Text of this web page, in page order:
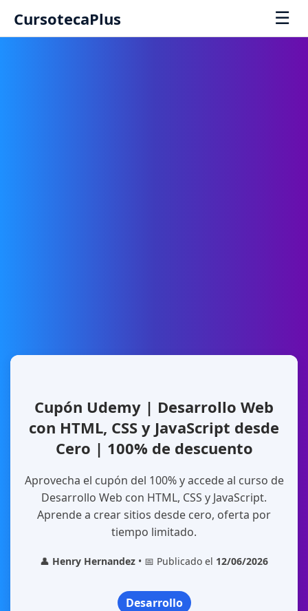
CursotecaPlus ☰
Cupón Udemy | Desarrollo Web
con HTML, CSS y JavaScript desde
Cero | 100% de descuento
Aprovecha el cupón del 100% y accede al curso de
Desarrollo Web con HTML, CSS y JavaScript.
Aprende a crear sitios desde cero, oferta por
tiempo limitado.
👤 Henry Hernandez • 📅 Publicado el 12/06/2026
Desarrollo